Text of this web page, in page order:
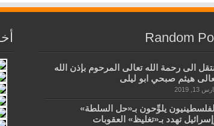
Random
الى رحمة الله تعالى المرحوم بإذن الله
هيثم صبحي ابو ليلى
13, 2019
الفلسطينيون يلوِّحون بـ«حل السلطة»
تهدد بـ«تغليظ» العقوبات